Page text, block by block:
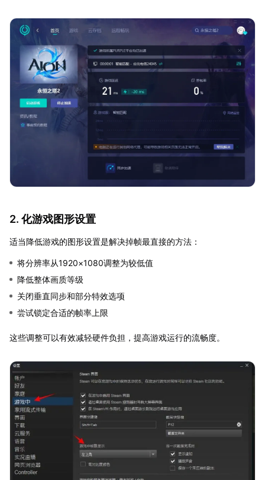
2. 化游戏图形设置
适当降低游戏的图形设置是解决掉帧最直接的方法：
将分辨率从1920×1080调整为较低值
降低整体画质等级
关闭垂直同步和部分特效选项
尝试锁定合适的帧率上限
这些调整可以有效减轻硬件负担，提高游戏运行的流畅度。